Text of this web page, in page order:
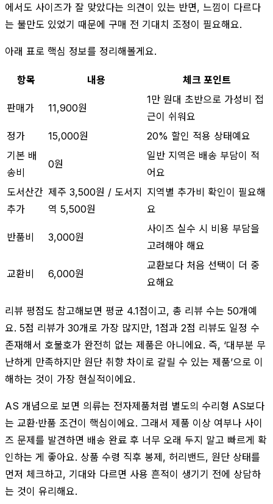
에서도 사이즈가 잘 맞았다는 의견이 있는 반면, 느낌이 다르다
는 불만도 있었기 때문에 구매 전 기대치 조정이 필요해요.
아래 표로 핵심 정보를 정리해볼게요.
항목 내용 체크 포인트
판매가 11,900원
1만 원대 초반으로 가성비 접
근이 쉬워요
정가
15,000원
20% 할인 적용 상태예요
기본 배
송비
0원
일반 지역은 배송 부담이 적
어요
도서산간
추가
제주 3,500원 / 도서지
역 5,500원
지역별 추가비 확인이 필요해
요
반품비 3,000원
사이즈 실수 시 비용 부담을
고려해야 해요
교환비 6,000원
교환보다 처음 선택이 더 중
요해요
리뷰 평점도 참고해보면 평균 4.1점이고, 총 리뷰 수는 50개예
요. 5점 리뷰가 30개로 가장 많지만, 1점과 2점 리뷰도 일정 수
존재해서 호불호가 완전히 없는 제품은 아니에요. 즉, ‘대부분 무
난하게 만족하지만 원단 취향 차이로 갈릴 수 있는 제품’으로 이
해하는 것이 가장 현실적이에요.
AS 개념으로 보면 의류는 전자제품처럼 별도의 수리형 AS보다
는 교환·반품 조건이 핵심이에요. 그래서 제품 이상 여부나 사이
즈 문제를 발견하면 배송 완료 후 너무 오래 두지 말고 빠르게 확
인하는 게 좋아요. 상품 수령 직후 봉제, 허리밴드, 원단 상태를
먼저 체크하고, 기대와 다르면 사용 흔적이 생기기 전에 상담하
는 것이 유리해요.